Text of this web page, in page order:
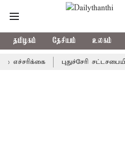
தமிழகம் தேசியம் உலகம்
புதுச்சேரி சட்டசபையில்